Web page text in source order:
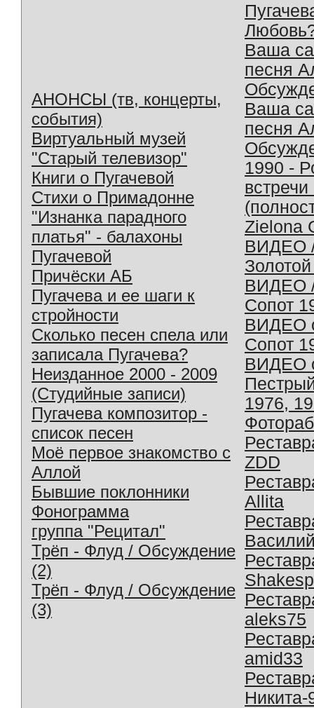
АНОНСЫ (тв, концерты,
события)
Виртуальный музей
"Старый телевизор"
Книги о Пугачевой
Стихи о Примадонне
"Изнанка парадного
платья" - балахоны
Пугачевой
Причёски АБ
Пугачева и ее шаги к
стройности
Сколько песен спела или
записала Пугачева?
Неизданное 2000 - 2009
(Студийные записи)
Пугачева композитор -
список песен
Моё первое знакомство с
Аллой
Бывшие поклонники
Фонограмма
группа "Рецитал"
Трёп - Флуд / Обсуждение
(2)
Трёп - Флуд / Обсуждение
(3)
Ваша
песня
Ваша
песня
1990 -
Zielona
ВИДЕО
ВИДЕО
Сопот
ВИДЕО
Сопот
ВИДЕО
1976,
ZDD
Allita
aleks75
amid33
Никита-